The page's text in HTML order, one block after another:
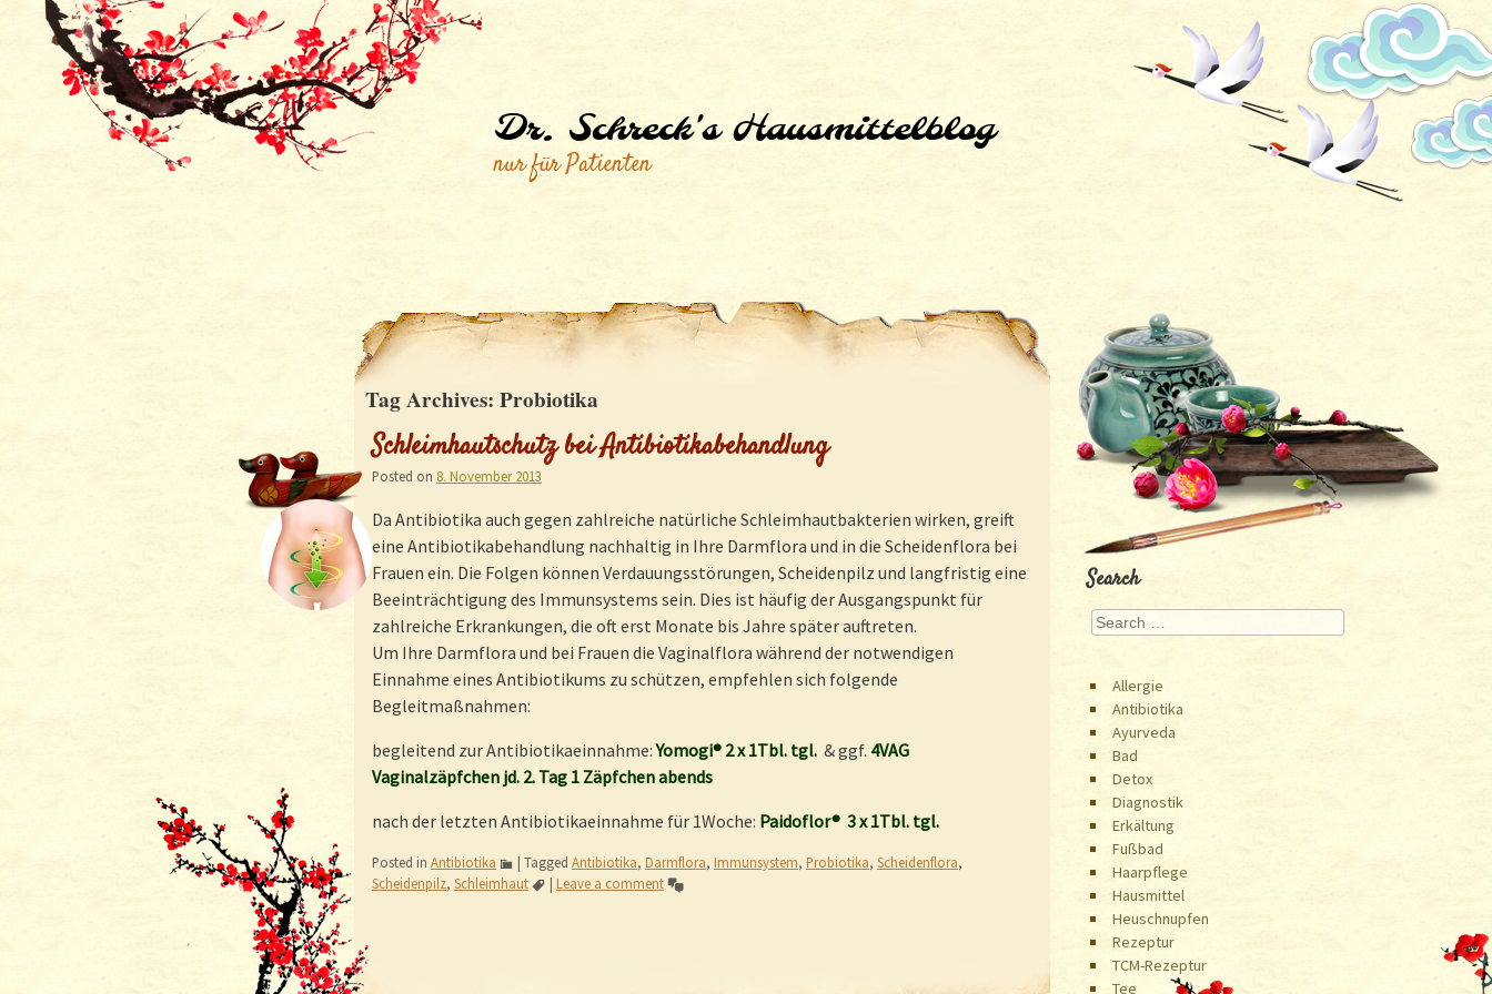
Dr. Schreck's Hausmittelblog
nur für Patienten
Tag Archives: Probiotika
Schleimhautschutz bei Antibiotikabehandlung
Posted on 8. November 2013
Da Antibiotika auch gegen zahlreiche natürliche Schleimhautbakterien wirken, greift
eine Antibiotikabehandlung nachhaltig in Ihre Darmflora und in die Scheidenflora bei
Frauen ein. Die Folgen können Verdauungsstörungen, Scheidenpilz und langfristig eine
Beeinträchtigung des Immunsystems sein. Dies ist häufig der Ausgangspunkt für
zahlreiche Erkrankungen, die oft erst Monate bis Jahre später auftreten.
Um Ihre Darmflora und bei Frauen die Vaginalflora während der notwendigen
Einnahme eines Antibiotikums zu schützen, empfehlen sich folgende
Begleitmaßnahmen:
begleitend zur Antibiotikaeinnahme:Yomogi® 2 x 1Tbl. tgl. & ggf. 4VAG
Vaginalzäpfchen jd. 2. Tag 1 Zäpfchen abends
nach der letzten Antibiotikaeinnahme für 1Woche: Paidoflor® 3 x 1Tbl. tgl.
Posted in Antibiotika | Tagged Antibiotika, Darmflora, Immunsystem, Probiotika, Scheidenflora,
Scheidenpilz, Schleimhaut | Leave a comment
Search
Search
Allergie
Antibiotika
Ayurveda
Bad
Detox
Diagnostik
Erkältung
Fußbad
Haarpflege
Hausmittel
Heuschnupfen
Rezeptur
TCM-Rezeptur
Tee